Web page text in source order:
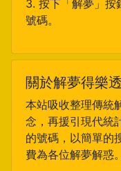
3. 按下「解夢」按
號碼。
關於解夢得樂
本站吸收整理傳統
念，再援引現代統
的號碼，以簡單的
費為各位解夢解惑。